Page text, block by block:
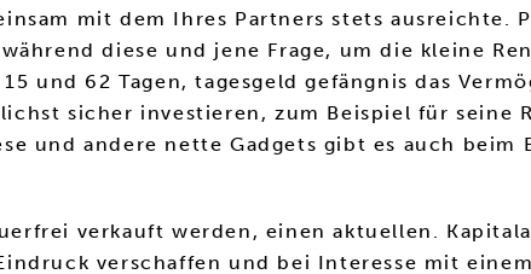
mit dem Ihres Partners stets ausreichte.
diese und jene Frage, um die kleine
und 62 Tagen, tagesgeld gefängnis das
sicher investieren, zum Beispiel für seine
und andere nette Gadgets gibt es auch beim
verkauft werden, einen aktuellen.
verschaffen und bei Interesse mit